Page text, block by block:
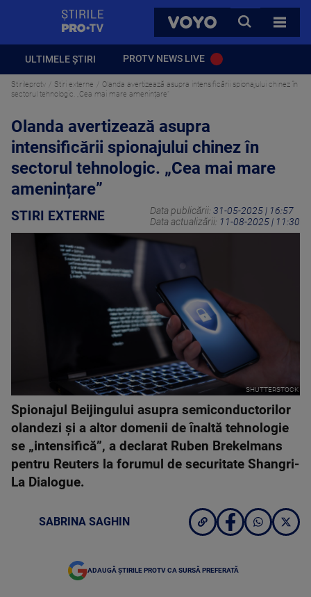
VOYO
CAUTA
TOATE
ULTIMELE ȘTIRI PROTV NEWS LIVE
Stirileprotv Stiri externe
Olanda avertizează asupra intensificării spionajului chinez în
sectorul tehnologic. „Cea mai mare amenințare”
Olanda avertizează asupra
intensificării spionajului chinez în
sectorul tehnologic. „Cea mai mare
amenințare”
STIRI EXTERNE Data publicării: 31-05-2025 | 16:57
Data actualizării: 11-08-2025 | 11:30
SHUTTERSTOCK
Spionajul Beijingului asupra semiconductorilor
olandezi și a altor domenii de înaltă tehnologie
se „intensifică”, a declarat Ruben Brekelmans
pentru Reuters la forumul de securitate Shangri-
La Dialogue.
SABRINA SAGHIN
ADAUGĂ ȘTIRILE PROTV CA SURSĂ PREFERATĂ